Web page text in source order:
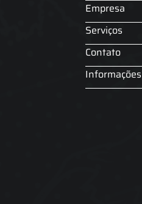
Empresa
Serviços
Contato
Informações